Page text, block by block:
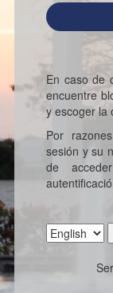
En caso de
encuentre
y escoger la
Por
sesión y su
de